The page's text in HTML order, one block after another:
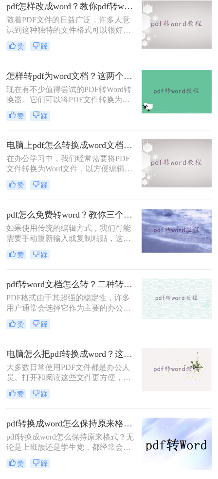
到这种问题就不用担心了。
pdf怎样改成word？教你pdf转word在线免费方法！
随着PDF文件的日益广泛，许多人意
识到这种独特的文件格式可以很好地
保护里面的数据和数据，但当需要修
改时却很难下手。想要修改PDF文
在Word文档上面修改，那么pdf怎样
改成word呢？下面一起看看吧！
赞 踩
怎样转pdf为word文档？这两个方法让效率翻倍~
现在有不少值得尝试的PDF转Word转
换器。它们可以将PDF文件转换为可
编辑的Word文档。同时，一些转换器
还提供额外的功能，例如保持原始格
我们在处理和编辑文档时更加灵活。
如果你也在找PDF转Word免费转换器
的话，下面小编就来分享下怎样转pdf
为word文档吧！
赞 踩
电脑上pdf怎么转换成word文档？你可以试着这样在线转换~
在办公学习中，我们经常需要将PDF
文件转换为Word文件，以方便编辑和
排版。但是，很多人在尝试转换时却
遇到了困难。今天，我们就来介绍一
轻松转换，愉快办公！
赞 踩
pdf怎么免费转word？教你三个方法！
如果使用传统的编辑方式，我们可能
需要手动重新输入或复制粘贴，这样
既费时又容易出错；但借助了文档转
换工具，可以将PDF转换为可编辑的
调整条款，轻松完成编辑任务。大家
知道pdf怎么免费转word吗？下面小编
告诉你们~
赞 踩
pdf转word文档怎么转？二种转换方法了解一下！
PDF格式由于其超强的稳定性，许多
用户通常会选择它作为主要的办公文
件。然而，在一些特殊的时刻，优势
会逐渐转化为缺点。例如，如果你想
它们转换成Word来复制它们。那么，
pdf转word文档怎么转呢？这里分享二
个简单的操作方法。让我们来看看。
赞 踩
电脑怎么把pdf转换成word？这两种方法很方便！
大多数日常使用PDF文件都是办公人
员。打开和阅读这些文件更方便，但
在PDF中添加一些内容更困难，这需
要转换PDF文件的格式。电脑怎么把
怎么转换。那么今天就来给大家分享
一下pdf转word的方法。
赞 踩
pdf转换成word怎么保持原来格式？四个方法教你正确打开！
pdf转换成word怎么保持原来格式？无
论是上班族还是学生党，都经常会碰
到需要给文件转格式的问题，PDF文
件一般不好直接编辑，需要转成word
赞 踩